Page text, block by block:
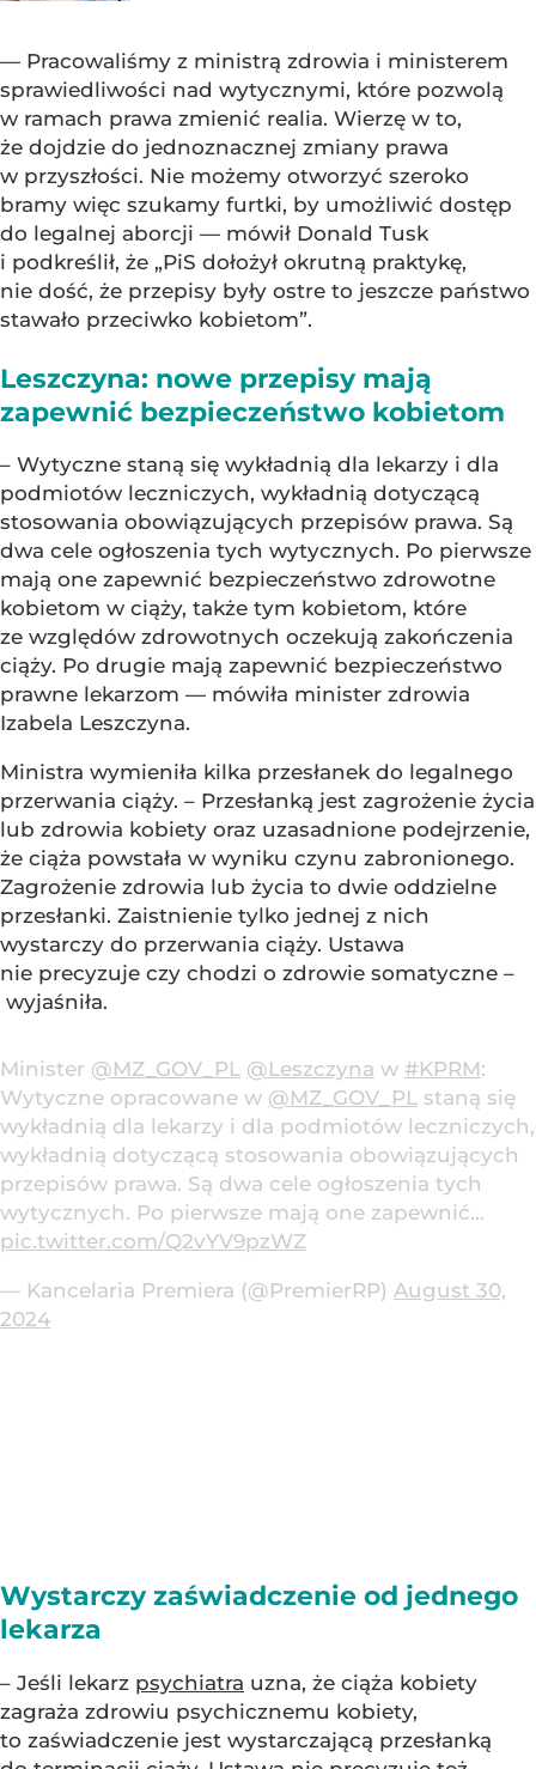
— Pracowaliśmy z ministrą zdrowia i ministerem
sprawiedliwości nad wytycznymi, które pozwolą
w ramach prawa zmienić realia. Wierzę w to,
że dojdzie do jednoznacznej zmiany prawa
w przyszłości. Nie możemy otworzyć szeroko
bramy więc szukamy furtki, by umożliwić dostęp
do legalnej aborcji — mówił Donald Tusk
i podkreślił, że „PiS dołożył okrutną praktykę,
nie dość, że przepisy były ostre to jeszcze państwo
stawało przeciwko kobietom”.
Leszczyna: nowe przepisy mają
zapewnić bezpieczeństwo kobietom
– Wytyczne staną się wykładnią dla lekarzy i dla
podmiotów leczniczych, wykładnią dotyczącą
stosowania obowiązujących przepisów prawa. Są
dwa cele ogłoszenia tych wytycznych. Po pierwsze
mają one zapewnić bezpieczeństwo zdrowotne
kobietom w ciąży, także tym kobietom, które
ze względów zdrowotnych oczekują zakończenia
ciąży. Po drugie mają zapewnić bezpieczeństwo
prawne lekarzom — mówiła minister zdrowia
Izabela Leszczyna.
Ministra wymieniła kilka przesłanek do legalnego
przerwania ciąży. – Przesłanką jest zagrożenie życia
lub zdrowia kobiety oraz uzasadnione podejrzenie,
że ciąża powstała w wyniku czynu zabronionego.
Zagrożenie zdrowia lub życia to dwie oddzielne
przesłanki. Zaistnienie tylko jednej z nich
wystarczy do przerwania ciąży. Ustawa
nie precyzuje czy chodzi o zdrowie somatyczne –
wyjaśniła.
Minister @MZ_GOV_PL @Leszczyna w #KPRM:
Wytyczne opracowane w @MZ_GOV_PL staną się
wykładnią dla lekarzy i dla podmiotów leczniczych,
wykładnią dotyczącą stosowania obowiązujących
przepisów prawa. Są dwa cele ogłoszenia tych
wytycznych. Po pierwsze mają one zapewnić…
pic.twitter.com/Q2vYV9pzWZ
— Kancelaria Premiera (@PremierRP) August 30,
2024
Wystarczy zaświadczenie od jednego
lekarza
– Jeśli lekarz psychiatra uzna, że ciąża kobiety
zagraża zdrowiu psychicznemu kobiety,
to zaświadczenie jest wystarczającą przesłanką